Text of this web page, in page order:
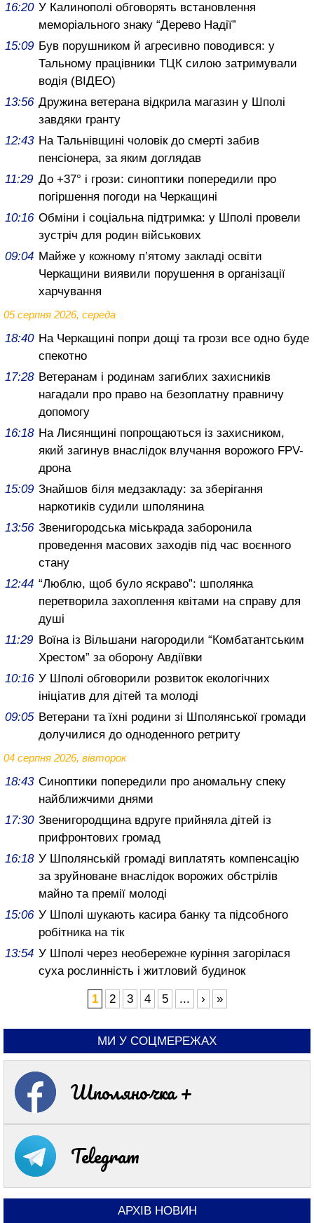
16:20 У Калинополі обговорять встановлення
меморіального знаку “Дерево Надії”
15:09 Був порушником й агресивно поводився: у
Тальному працівники ТЦК силою затримували
водія (ВІДЕО)
13:56 Дружина ветерана відкрила магазин у Шполі
завдяки гранту
12:43 На Тальнівщині чоловік до смерті забив
пенсіонера, за яким доглядав
11:29 До +37° і грози: синоптики попередили про
погіршення погоди на Черкащині
10:16 Обміни і соціальна підтримка: у Шполі провели
зустріч для родин військових
09:04 Майже у кожному п’ятому закладі освіти
Черкащини виявили порушення в організації
харчування
05 серпня 2026, середа
18:40 На Черкащині попри дощі та грози все одно буде
спекотно
17:28 Ветеранам і родинам загиблих захисників
нагадали про право на безоплатну правничу
допомогу
16:18 На Лисянщині попрощаються із захисником,
який загинув внаслідок влучання ворожого FPV-
дрона
15:09 Знайшов біля медзакладу: за зберігання
наркотиків судили шполянина
13:56 Звенигородська міськрада заборонила
проведення масових заходів під час воєнного
стану
12:44 “Люблю, щоб було яскраво”: шполянка
перетворила захоплення квітами на справу для
душі
11:29 Воїна із Вільшани нагородили “Комбатантським
Хрестом” за оборону Авдіївки
10:16 У Шполі обговорили розвиток екологічних
ініціатив для дітей та молоді
09:05 Ветерани та їхні родини зі Шполянської громади
долучилися до одноденного ретриту
04 серпня 2026, вівторок
18:43 Синоптики попередили про аномальну спеку
найближчими днями
17:30 Звенигородщина вдруге прийняла дітей із
прифронтових громад
16:18 У Шполянській громаді виплатять компенсацію
за зруйноване внаслідок ворожих обстрілів
майно та премії молоді
15:06 У Шполі шукають касира банку та підсобного
робітника на тік
13:54 У Шполі через необережне куріння загорілася
суха рослинність і житловий будинок
1 2 3 4 5 ... › »
МИ У СОЦМЕРЕЖАХ
Шполяночка +
Telegram
АРХІВ НОВИН